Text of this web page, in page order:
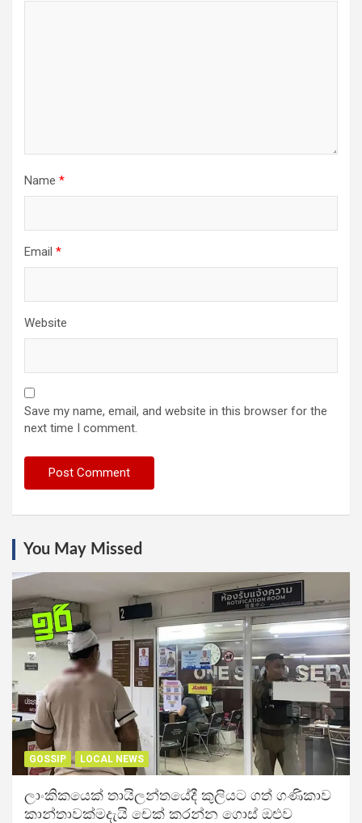
Name *
Email *
Website
Save my name, email, and website in this browser for the
next time I comment.
You May Missed
GOSSIP LOCAL NEWS
ලාංකිකයෙක් තායිලන්තයේදී කුලියට ගත් ගණිකාව
කාන්තාවක්මදැයි චෙක් කරන්න ගොස් ඔළුව